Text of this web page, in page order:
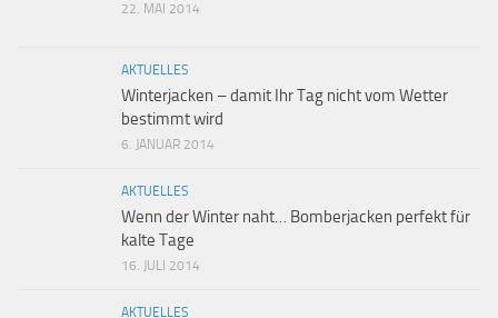
22. MAI 2014
AKTUELLES
Winterjacken – damit Ihr Tag nicht vom Wetter
bestimmt wird
6. JANUAR 2014
AKTUELLES
Wenn der Winter naht… Bomberjacken perfekt für
kalte Tage
16. JULI 2014
AKTUELLES